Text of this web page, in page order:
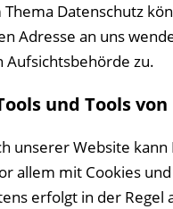
Thema Datenschutz
Adresse an uns
Aufsichtsbehörde zu.
und Tools
unserer Website
allem mit Cookies
erfolgt in der Regel